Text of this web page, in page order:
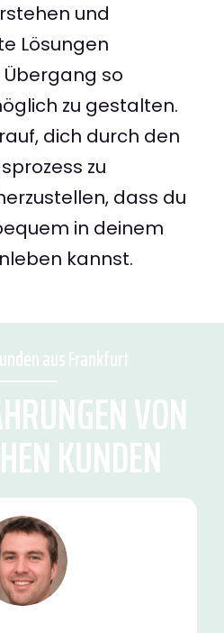
und
Lösungen
so
zu gestalten.
dich durch den
zu
dass du
in deinem
kannst.
aus Frankfurt
VON
KUNDEN